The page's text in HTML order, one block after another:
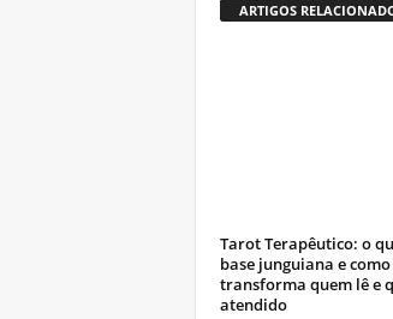
ARTIGOS
Tarot Terapêutico: o
base junguiana e como
transforma quem lê e
atendido